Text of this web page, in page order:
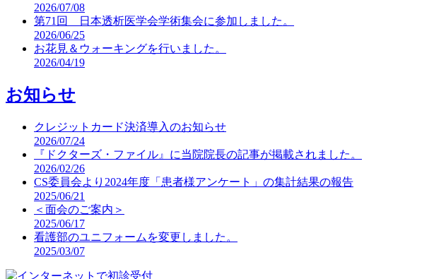
2026/07/08
第71回 日本透析医学会学術集会に参加しました。
2026/06/25
お花見＆ウォーキングを行いました。
2026/04/19
お知らせ
クレジットカード決済導入のお知らせ
2026/07/24
『ドクターズ・ファイル』に当院院長の記事が掲載されました。
2026/02/26
CS委員会より2024年度「患者様アンケート」の集計結果の報告
2025/06/21
＜面会のご案内＞
2025/06/17
看護部のユニフォームを変更しました。
2025/03/07